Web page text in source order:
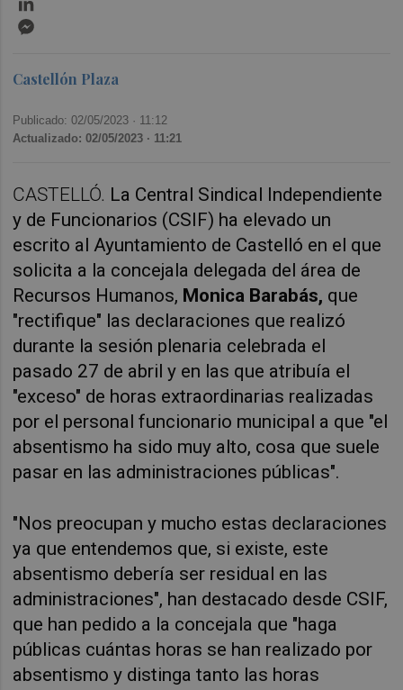
Castellón Plaza
Publicado: 02/05/2023 · 11:12
Actualizado: 02/05/2023 · 11:21
CASTELLÓ. La Central Sindical Independiente
y de Funcionarios (CSIF) ha elevado un
escrito al Ayuntamiento de Castelló en el que
solicita a la concejala delegada del área de
Recursos Humanos, Monica Barabás, que
"rectifique" las declaraciones que realizó
durante la sesión plenaria celebrada el
pasado 27 de abril y en las que atribuía el
"exceso" de horas extraordinarias realizadas
por el personal funcionario municipal a que "el
absentismo ha sido muy alto, cosa que suele
pasar en las administraciones públicas".
"Nos preocupan y mucho estas declaraciones
ya que entendemos que, si existe, este
absentismo debería ser residual en las
administraciones", han destacado desde CSIF,
que han pedido a la concejala que "haga
públicas cuántas horas se han realizado por
absentismo y distinga tanto las horas